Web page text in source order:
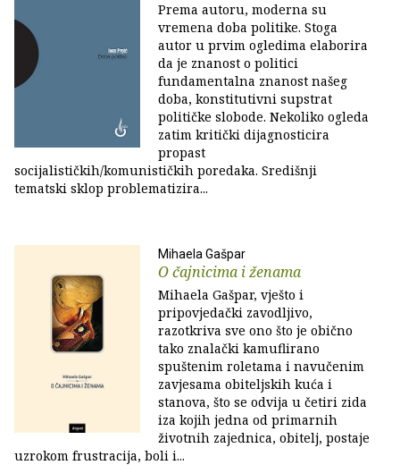
Prema autoru, moderna su
vremena doba politike. Stoga
autor u prvim ogledima elaborira
da je znanost o politici
fundamentalna znanost našeg
doba, konstitutivni supstrat
političke slobode. Nekoliko ogleda
zatim kritički dijagnosticira
propast
socijalističkih/komunističkih poredaka. Središnji
tematski sklop problematizira...
Mihaela Gašpar
O čajnicima i ženama
Mihaela Gašpar, vješto i
pripovjedački zavodljivo,
razotkriva sve ono što je obično
tako znalački kamuflirano
spuštenim roletama i navučenim
zavjesama obiteljskih kuća i
stanova, što se odvija u četiri zida
iza kojih jedna od primarnih
životnih zajednica, obitelj, postaje
uzrokom frustracija, boli i...